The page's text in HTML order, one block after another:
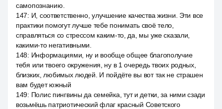
самопознанию.
147: И, соответственно, улучшение качества жизни. Эти все
практики помогут лучше тебе понимать своё тело,
справляться со стрессом каким-то, да, мы уже сказали,
какими-то негативными.
148: Информациями, ну и вообще общее благополучие
тебя или твоего окружения, ну в 1 очередь твоих родных,
близких, любимых людей. И пойдёте вы вот так не страшен
вам будет южный
149: Полис пингвины да семейка, тут и детки, за ними сзади
возьмёшь патриотический флаг красный Советского